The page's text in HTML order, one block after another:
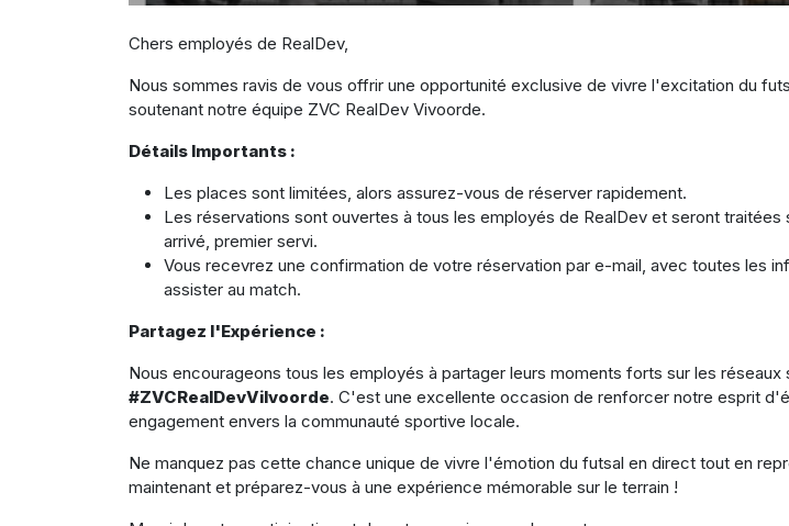
Chers employés de RealDev,
Nous sommes ravis de vous offrir une opportunité exclusive de vivre l'excitation du
soutenant notre équipe ZVC RealDev Vivoorde.
Détails Importants :
Les places sont limitées, alors assurez-vous de réserver rapidement.
Les réservations sont ouvertes à tous les employés de RealDev et seront traitées
arrivé, premier servi.
Vous recevrez une confirmation de votre réservation par e-mail, avec toutes les
assister au match.
Partagez l'Expérience :
Nous encourageons tous les employés à partager leurs moments forts sur les réseaux
#ZVCRealDevVilvoorde. C'est une excellente occasion de renforcer notre esprit
engagement envers la communauté sportive locale.
Ne manquez pas cette chance unique de vivre l'émotion du futsal en direct tout en
maintenant et préparez-vous à une expérience mémorable sur le terrain !